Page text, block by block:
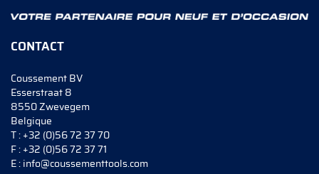
CONTACT
Coussement BV
Esserstraat 8
8550 Zwevegem
Belgique
T :+32 (0)56 72 37 70
F :+32 (0)56 72 37 71
E :info@coussementtools.com